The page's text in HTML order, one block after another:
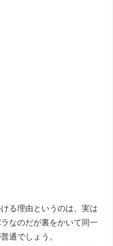
る理由というのは、実は
なのだが裏をかいて同一
通でしょう。